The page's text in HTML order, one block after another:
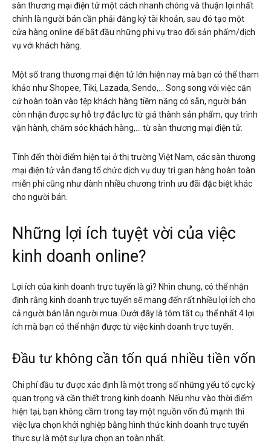
sàn thương mại điện tử một cách nhanh chóng và thuận lợi nhất
chính là người bán cần phải đăng ký tài khoản, sau đó tạo một
cửa hàng online để bắt đầu những phi vụ trao đổi sản phẩm/dịch
vụ với khách hàng.
Một số trang thương mại điện tử lớn hiện nay mà bạn có thể tham
khảo như Shopee, Tiki, Lazada, Sendo,… Song song với việc căn
cứ hoàn toàn vào tệp khách hàng tiềm năng có sẵn, người bán
còn nhận được sự hỗ trợ đắc lực từ giá thành sản phẩm, quy trình
vận hành, chăm sóc khách hàng,… từ sàn thương mại điện tử.
Tính đến thời điểm hiện tại ở thị trường Việt Nam, các sàn thương
mại điện tử vẫn đang tổ chức dịch vụ duy trì gian hàng hoàn toàn
miễn phí cũng như dành nhiều chương trình ưu đãi đặc biệt khác
cho người bán.
Những lợi ích tuyệt vời của việc
kinh doanh online?
Lợi ích của kinh doanh trực tuyến là gì? Nhìn chung, có thể nhận
định rằng kinh doanh trực tuyến sẽ mang đến rất nhiều lợi ích cho
cả người bán lẫn người mua. Dưới đây là tóm tắt cụ thể nhất 4 lợi
ích mà bạn có thể nhận được từ việc kinh doanh trực tuyến.
Đầu tư không cần tốn quá nhiều tiền vốn
Chi phí đầu tư được xác định là một trong số những yếu tố cực kỳ
quan trọng và cần thiết trong kinh doanh. Nếu như vào thời điểm
hiện tại, bạn không cầm trong tay một nguồn vốn đủ mạnh thì
việc lựa chọn khởi nghiệp bằng hình thức kinh doanh trực tuyến
thực sự là một sự lựa chọn an toàn nhất.